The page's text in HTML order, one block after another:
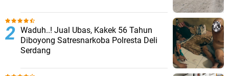
Waduh..! Jual Ubas, Kakek 56 Tahun
Diboyong Satresnarkoba Polresta Deli
Serdang